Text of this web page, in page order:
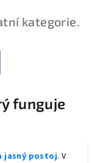
kategorie.
funguje
jasný postoj. V